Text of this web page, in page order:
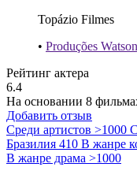
Topázio Filmes
• Produções
Рейтинг актера
6.4
На основании 8
Добавить отзыв
Среди артистов >1000
Бразилия 410 В жанре
В жанре драма >1000